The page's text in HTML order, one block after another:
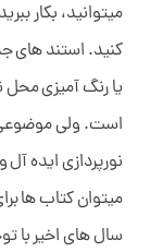
میتوانید، بکار
کنید. استند های
یا رنگ آمیزی
است. ولی موضوعی
نورپردازی ایده
میتوان کتاب ها
سال های اخیر با